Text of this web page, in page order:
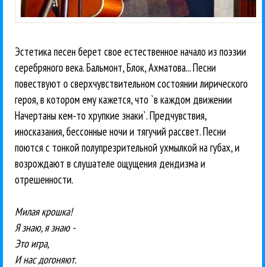
Эстетика песен берет свое естественное начало из поэзии
серебряного века. Бальмонт, Блок, Ахматова... Песни
повествуют о сверхчувствительном состоянии лирического
героя, в котором ему кажется, что `в каждом движении
Начертаны кем-то хрупкие знаки`. Предчувствия,
иносказания, бессонные ночи и тягучий рассвет. Песни
поются с тонкой полупрезрительной ухмылкой на губах, и
возрождают в слушателе ощущения дендизма и
отрешенности.
Милая крошка!
Я знаю, я знаю -
Это игра,
И нас догоняют.